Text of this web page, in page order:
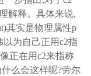
解释。具体来说,
其实是物理属性p
以为自己正用c2指
正在用c2来指称
么会这样呢?劳尔